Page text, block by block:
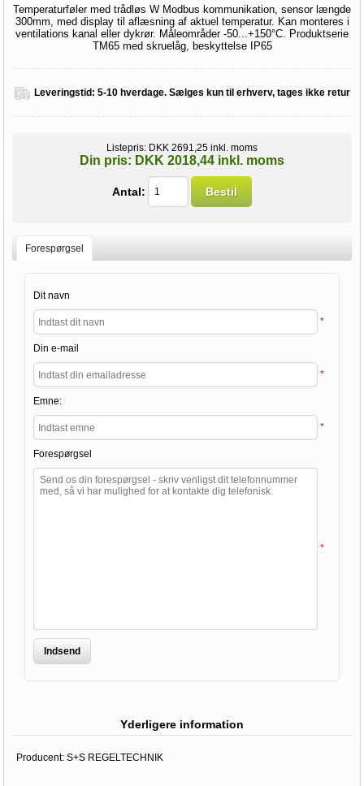
Temperaturføler med trådløs W Modbus kommunikation, sensor længde
300mm, med display til aflæsning af aktuel temperatur. Kan monteres i
ventilations kanal eller dykrør. Måleområder -50...+150°C. Produktserie
TM65 med skruelåg, beskyttelse IP65
Leveringstid: 5-10 hverdage. Sælges kun til erhverv, tages ikke retur
Listepris: DKK 2691,25 inkl. moms
Din pris: DKK 2018,44 inkl. moms
Antal: Bestil
Forespørgsel
Dit navn
*
Din e-mail
*
Emne:
*
Forespørgsel
*
Indsend
Yderligere information
Producent: S+S REGELTECHNIK